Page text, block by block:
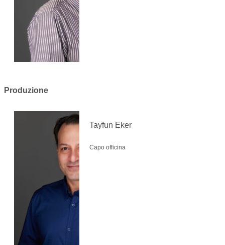
Produzione
Tayfun Eker
Capo officina